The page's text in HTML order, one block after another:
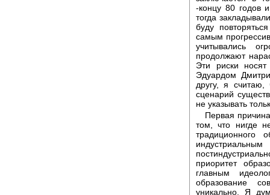
-концу 80 годов
тогда
буду
самым
учитывались
продолжают
Эти риски
Эдуардом
другу, я
сценарий
не указывать
Первая
том, что нигде
традиционного
приоритет
главным
образование
уникально. Я